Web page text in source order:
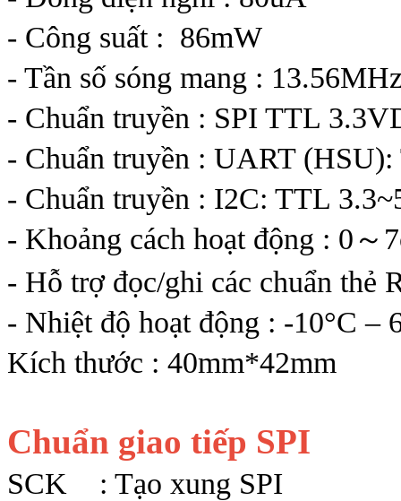
- Công suất : 86mW
- Tần số sóng mang :
- Chuẩn truyền : SPI TTL
- Chuẩn truyền : UART
- Chuẩn truyền : I2C: TTL
- Khoảng cách hoạt động : 0～
- Hỗ trợ đọc/ghi các chuẩn thẻ
- Nhiệt độ hoạt động : -10°C –
Kích thước : 40mm*42mm
Chuẩn giao tiếp SPI
SCK : Tạo xung SPI